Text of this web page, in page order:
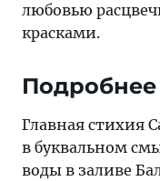
любовью
красками.
Главная стихия
в буквальном
воды в заливе